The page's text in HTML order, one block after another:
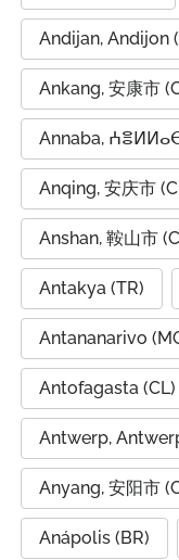
Andijan, Andijon
Ankang, 安康市
Anqing, 安庆市
Anshan, 鞍山市
Antakya (TR)
Antananarivo
Antofagasta (CL)
Antwerp,
Anyang, 安阳市
Anápolis (BR)